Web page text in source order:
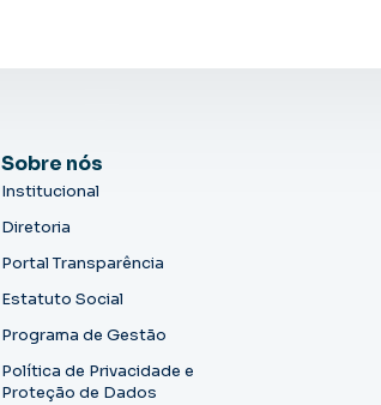
Sobre nós
Institucional
Diretoria
Portal Transparência
Estatuto Social
Programa de Gestão
Política de Privacidade e
Proteção de Dados